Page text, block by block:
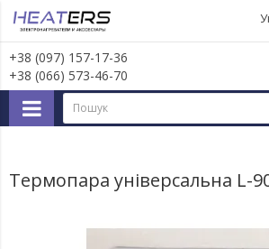
+38 (097) 157-17-36
+38 (066) 573-46-70
Термопара універсальна L-900 мм
Термопара універсальна L-